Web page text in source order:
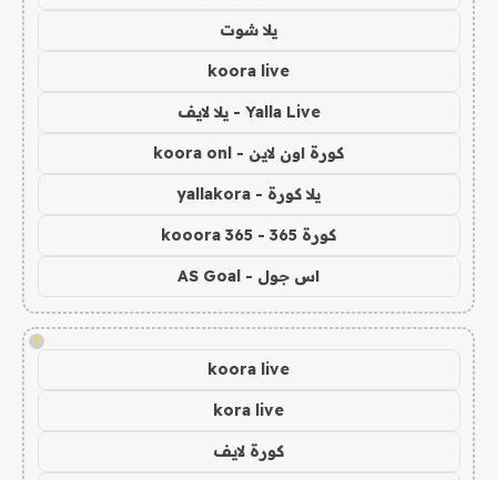
يلا شوت
koora live
Yalla Live - يلا لايف
كورة اون لاين - koora onl
يلا كورة - yallakora
كورة 365 - kooora 365
اس جول - AS Goal
!
koora live
kora live
كورة لايف